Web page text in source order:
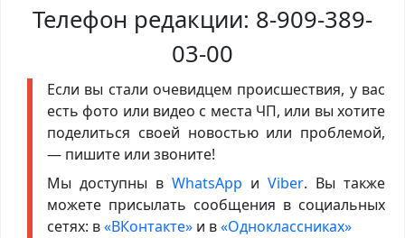
Телефон редакции: 8-909-389-
03-00
Если вы стали очевидцем происшествия, у вас
есть фото или видео с места ЧП, или вы хотите
поделиться своей новостью или проблемой,
— пишите или звоните!
Мы доступны в WhatsApp иViber. Вы также
можете присылать сообщения в социальных
сетях: в«ВКонтакте»и в«Одноклассниках»